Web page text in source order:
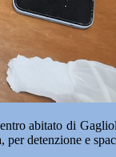
abitato di
detenzione e